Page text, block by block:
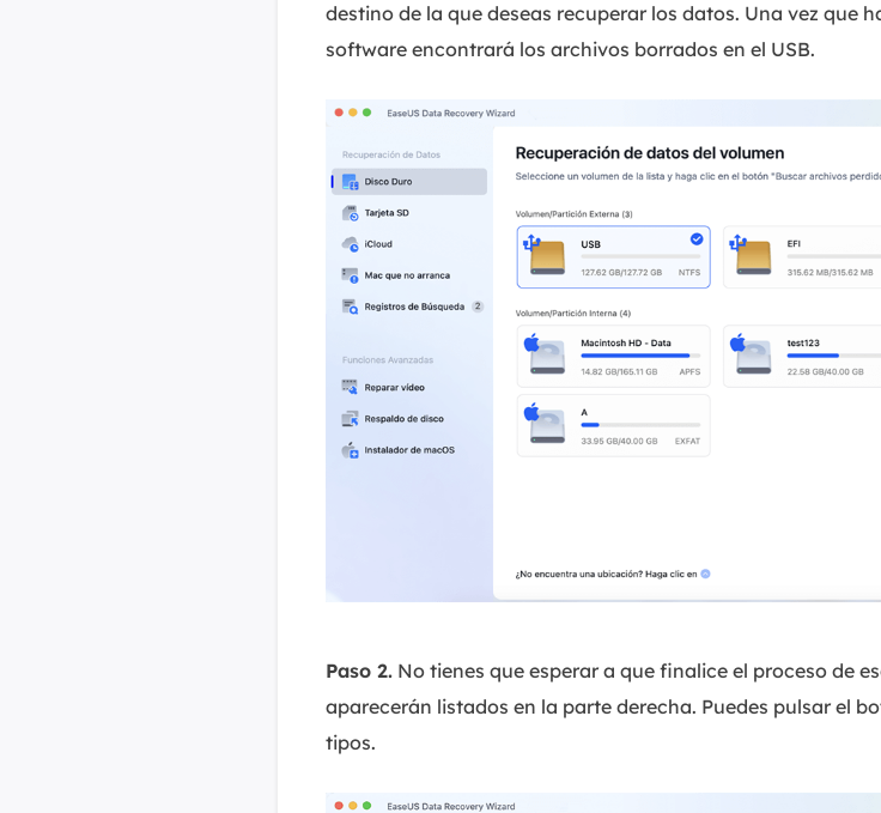
destino de la que deseas recuperar los datos. Una vez que
software encontrará los archivos borrados en el USB.
Paso 2. No tienes que esperar a que finalice el proceso de
aparecerán listados en la parte derecha. Puedes pulsar el
tipos.